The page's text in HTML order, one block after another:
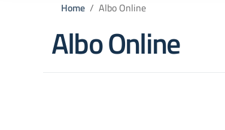
Home Albo Online
Albo Online